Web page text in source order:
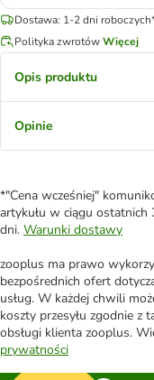
Dostawa: 1-2 dni
Polityka zwrotówWięcej
Opis produktu
Opinie
*"Cena wcześniej"
artykułu w ciągu ostatnich
dni. Warunki dostawy
zooplus ma prawo
bezpośrednich ofert
usług. W każdej chwili
koszty przesyłu zgodnie z
obsługi klienta zooplus.
prywatności